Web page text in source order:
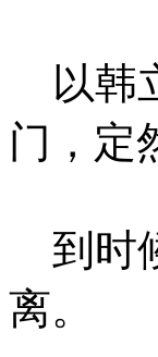
以韩
门，定
到时
离。